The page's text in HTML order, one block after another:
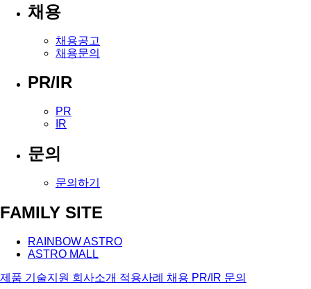
채용
채용공고
채용문의
PR/IR
PR
IR
문의
문의하기
FAMILY SITE
RAINBOW ASTRO
ASTRO MALL
제품 기술지원 회사소개 적용사례 채용 PR/IR 문의